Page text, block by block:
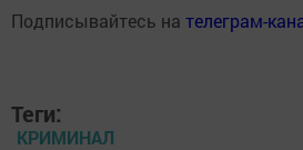
Подписывайтесь на телеграм-
Теги:
КРИМИНАЛ